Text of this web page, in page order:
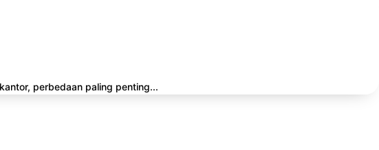
perbedaan paling penting...